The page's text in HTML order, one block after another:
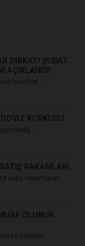
DIKKAT! ŞUBAT
AÇIKLANDI!
tarafınd...
KORKUSU
RAKAMLARI
satış rakamların...
OLUNUR
ev sahibini...